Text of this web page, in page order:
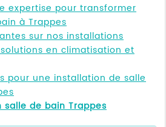
expertise pour transformer
à Trappes
sur nos installations
en climatisation et
pour une installation de salle
salle de bain Trappes